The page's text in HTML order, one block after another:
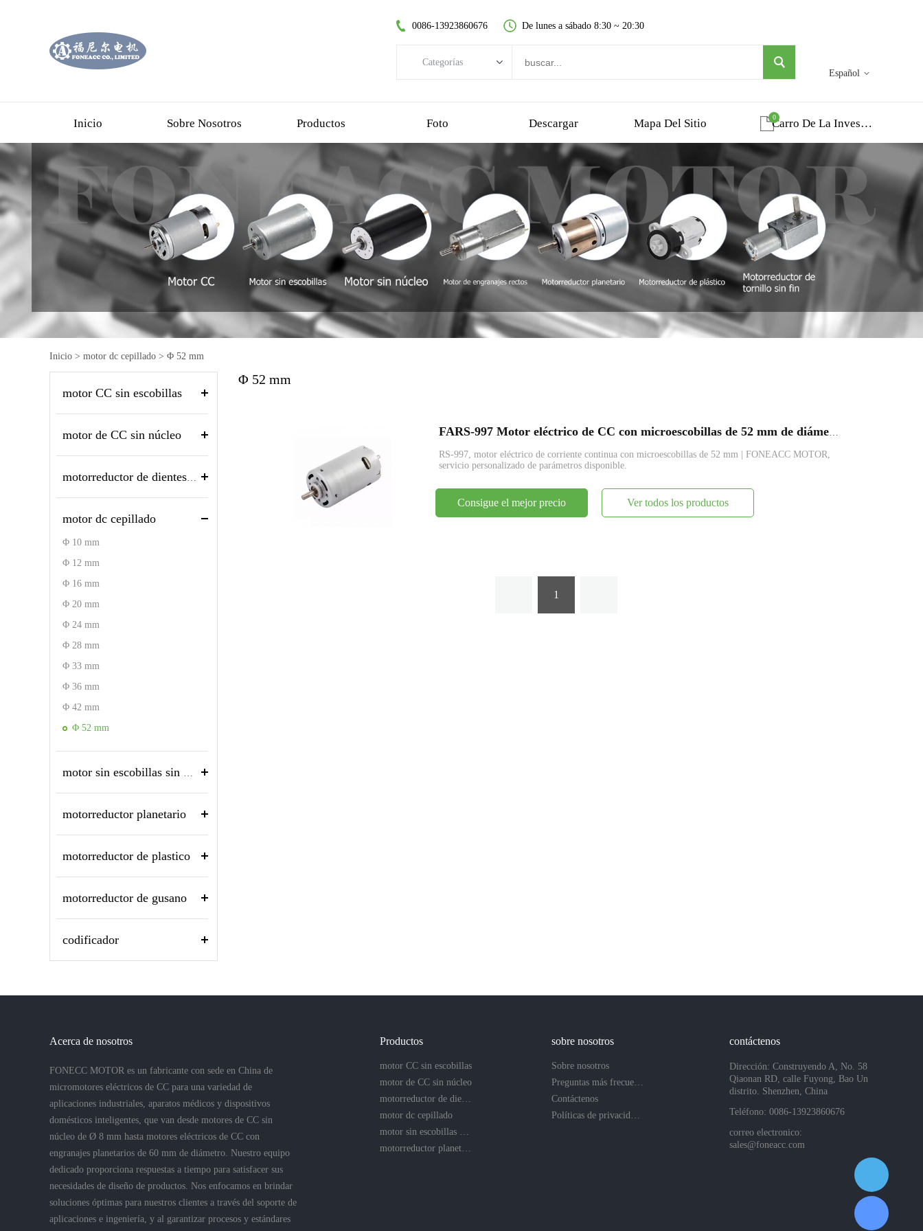
Español
0086-13923860676 De lunes a sábado 8:30 ~ 20:30
Categorías
motor dc cepillado
motor sin escobillas sin núcleo
motorreductor planetario
motorreductor de plastico
motorreductor de gusano
Inicio Sobre Nosotros Productos Foto Descargar Mapa Del Sitio Carro De La Investigacion
0
Inicio > motor dc cepillado > Φ 52 mm
motor CC sin escobillas
motor de CC sin núcleo
motor dc cepillado
Φ 10 mm
Φ 12 mm
Φ 16 mm
Φ 20 mm
Φ 24 mm
Φ 28 mm
Φ 33 mm
Φ 36 mm
Φ 42 mm
Φ 52 mm
motorreductor planetario
motorreductor de plastico
motorreductor de gusano
codificador
Φ 52 mm
FARS-997 Motor eléctrico de CC con microescobillas de 52 mm de diámetro
RS-997, motor eléctrico de corriente continua con microescobillas de 52 mm | FONEACC MOTOR,
servicio personalizado de parámetros disponible.
Consigue el mejor precio Ver todos los productos
1
Acerca de nosotros
FONECC MOTOR es un fabricante con sede en China de
micromotores eléctricos de CC para una variedad de
aplicaciones industriales, aparatos médicos y dispositivos
domésticos inteligentes, que van desde motores de CC sin
núcleo de Ø 8 mm hasta motores eléctricos de CC con
engranajes planetarios de 60 mm de diámetro. Nuestro equipo
dedicado proporciona respuestas a tiempo para satisfacer sus
necesidades de diseño de productos. Nos enfocamos en brindar
soluciones óptimas para nuestros clientes a través del soporte de
aplicaciones e ingeniería, y al garantizar procesos y estándares
Productos
motor CC sin escobillas
motor de CC sin núcleo
motor dc cepillado
sobre nosotros
Sobre nosotros
Contáctenos
contáctenos
Dirección: Construyendo A, No. 58
Qiaonan RD, calle Fuyong, Bao Un
distrito. Shenzhen, China
Teléfono: 0086-13923860676
correo electronico:
sales@foneacc.com